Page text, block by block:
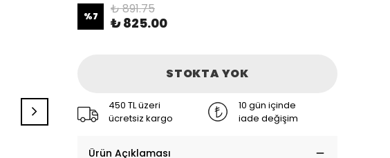
%7 ₺ 891.75
₺ 825.00
STOKTA YOK
450 TL üzeri
ücretsiz kargo
10 gün içinde
iade değişim
Ürün Açıklaması